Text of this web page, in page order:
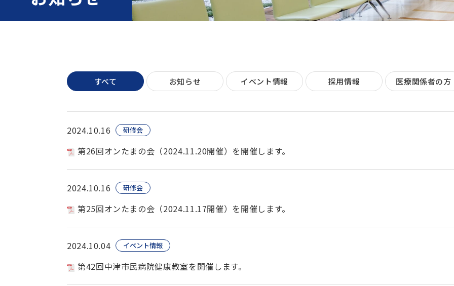
すべて お知らせ イベント情報 採用情報 医療関係者の方
2024.10.16 研修会
第26回オンたまの会（2024.11.20開催）を開催します。
2024.10.16 研修会
第25回オンたまの会（2024.11.17開催）を開催します。
2024.10.04 イベント情報
第42回中津市民病院健康教室を開催します。